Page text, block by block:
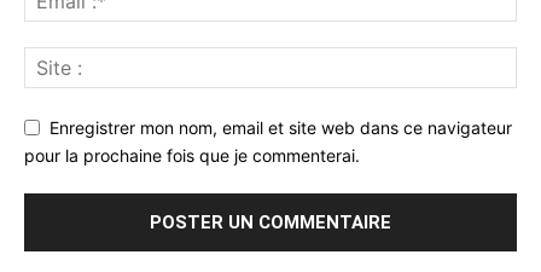
Enregistrer mon nom, email et site web dans ce navigateur
pour la prochaine fois que je commenterai.